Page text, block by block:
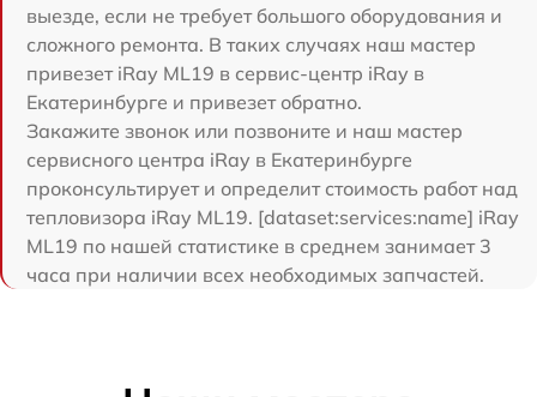
выезде, если не требует большого оборудования и
сложного ремонта. В таких случаях наш мастер
привезет iRay ML19 в сервис-центр iRay в
Екатеринбурге и привезет обратно.
Закажите звонок или позвоните и наш мастер
сервисного центра iRay в Екатеринбурге
проконсультирует и определит стоимость работ над
тепловизора iRay ML19. [dataset:services:name] iRay
ML19 по нашей статистике в среднем занимает 3
часа при наличии всех необходимых запчастей.